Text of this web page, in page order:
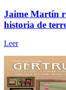
Jaime Martín
historia de
Leer